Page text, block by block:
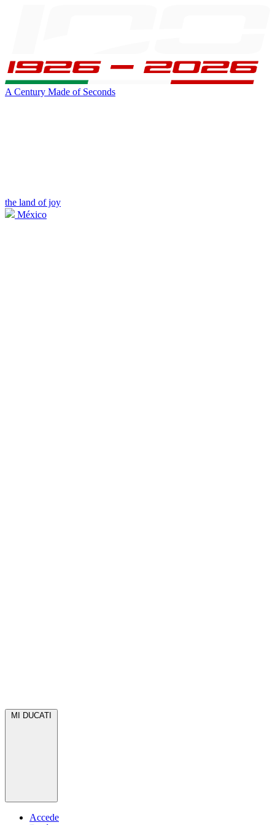
A Century Made of Seconds
the land of joy
México
MI DUCATI
Accede